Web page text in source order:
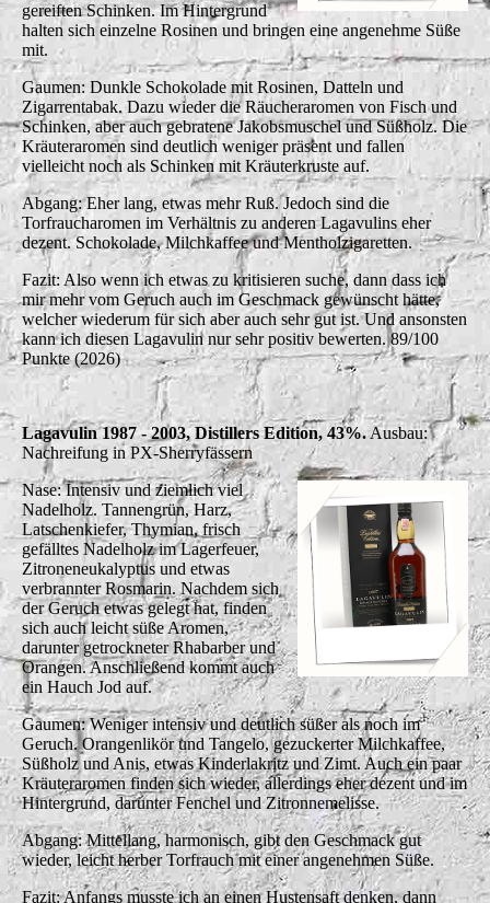
gereiften Schinken. Im Hintergrund
halten sich einzelne Rosinen und bringen eine angenehme Süße
mit.
Gaumen: Dunkle Schokolade mit Rosinen, Datteln und
Zigarrentabak. Dazu wieder die Räucheraromen von Fisch und
Schinken, aber auch gebratene Jakobsmuschel und Süßholz. Die
Kräuteraromen sind deutlich weniger präsent und fallen
vielleicht noch als Schinken mit Kräuterkruste auf.
Abgang: Eher lang, etwas mehr Ruß. Jedoch sind die
Torfraucharomen im Verhältnis zu anderen Lagavulins eher
dezent. Schokolade, Milchkaffee und Mentholzigaretten.
Fazit: Also wenn ich etwas zu kritisieren suche, dann dass ich
mir mehr vom Geruch auch im Geschmack gewünscht hätte,
welcher wiederum für sich aber auch sehr gut ist. Und ansonsten
kann ich diesen Lagavulin nur sehr positiv bewerten. 89/100
Punkte (2026)
Lagavulin 1987 - 2003, Distillers Edition, 43%. Ausbau:
Nachreifung in PX-Sherryfässern
Nase: Intensiv und ziemlich viel
Nadelholz. Tannengrün, Harz,
Latschenkiefer, Thymian, frisch
gefälltes Nadelholz im Lagerfeuer,
Zitroneneukalyptus und etwas
verbrannter Rosmarin. Nachdem sich
der Geruch etwas gelegt hat, finden
sich auch leicht süße Aromen,
darunter getrockneter Rhabarber und
Orangen. Anschließend kommt auch
ein Hauch Jod auf.
Gaumen: Weniger intensiv und deutlich süßer als noch im
Geruch. Orangenlikör und Tangelo, gezuckerter Milchkaffee,
Süßholz und Anis, etwas Kinderlakritz und Zimt. Auch ein paar
Kräuteraromen finden sich wieder, allerdings eher dezent und im
Hintergrund, darunter Fenchel und Zitronnemelisse.
Abgang: Mittellang, harmonisch, gibt den Geschmack gut
wieder, leicht herber Torfrauch mit einer angenehmen Süße.
Fazit: Anfangs musste ich an einen Hustensaft denken, dann